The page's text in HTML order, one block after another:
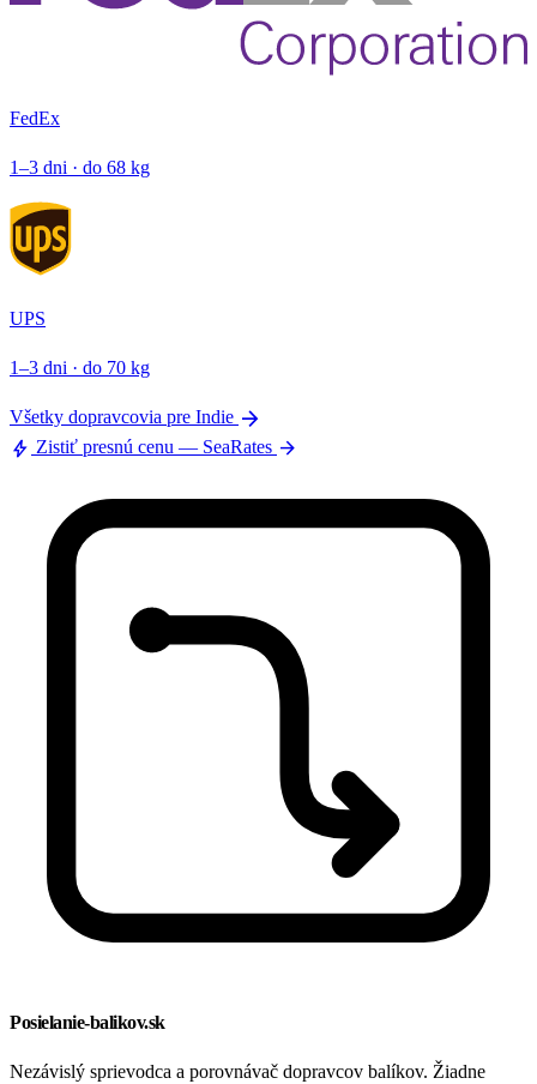
FedEx
1–3 dni · do 68 kg
UPS
1–3 dni · do 70 kg
Všetky dopravcovia pre Indie arrow_forward
bolt Zistiť presnú cenu — SeaRates arrow_forward
Posielanie-balikov.sk
Nezávislý sprievodca a porovnávač dopravcov balíkov. Žiadne